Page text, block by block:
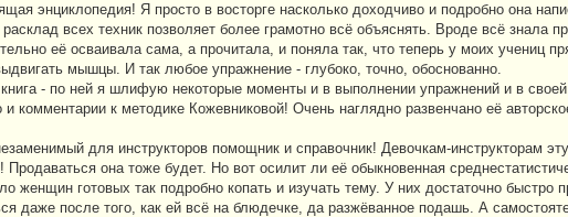
энциклопедия! Я просто в восторге насколько доходчиво и подробно она
всех техник позволяет более грамотно всё объяснять. Вроде всё знала
её осваивала сама, а прочитала, и поняла так, что теперь у моих учениц
мышцы. И так любое упражнение - глубоко, точно, обоснованно.
- по ней я шлифую некоторые моменты и в выполнении упражнений и в
комментарии к методике Кожевниковой! Очень наглядно развенчано её
для инструкторов помощник и справочник! Девочкам-инструкторам
Продаваться она тоже будет. Но вот осилит ли её обыкновенная
женщин готовых так подробно копать и изучать тему. У них достаточно быстро
даже после того, как ей всё на блюдечке, да разжёванное подашь. А